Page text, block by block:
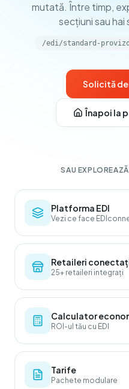
mutată. Între timp,
secțiuni sau
/edi/standard-
Solicită
Înapoi la
SAU
Platforma EDI
Vezi ce face
Retaileri
25+ retaileri integrați
Calculator
ROI-ul tău cu EDI
Tarife
Pachete modulare